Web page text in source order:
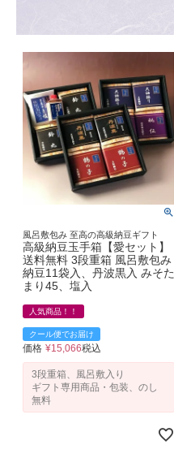
風呂敷包み 至高の高級納豆ギフト
高級納豆玉手箱【愛セット】
送料無料 3段重箱 風呂敷包み
納豆11袋入、丹波黒入 みそた
まり45、塩入
人気商品！！
クール便でお届け
価格 ¥15,066税込
3段重箱、風呂敷入り
ギフト専用商品・包装、のし
無料